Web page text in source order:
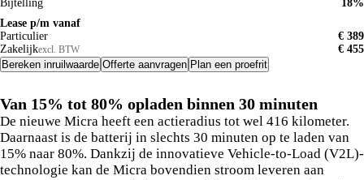
Bijtelling
18%
Lease p/m vanaf
Particulier
€ 389
Zakelijkexcl. BTW
€ 455
Bereken inruilwaarde Offerte aanvragen Plan een proefrit
Van 15% tot 80% opladen binnen 30 minuten
De nieuwe Micra heeft een actieradius tot wel 416 kilometer.
Daarnaast is de batterij in slechts 30 minuten op te laden van
15% naar 80%. Dankzij de innovatieve Vehicle-to-Load (V2L)-
technologie kan de Micra bovendien stroom leveren aan